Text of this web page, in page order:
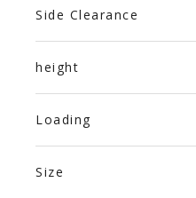
Side Clearance
height
Loading
Size